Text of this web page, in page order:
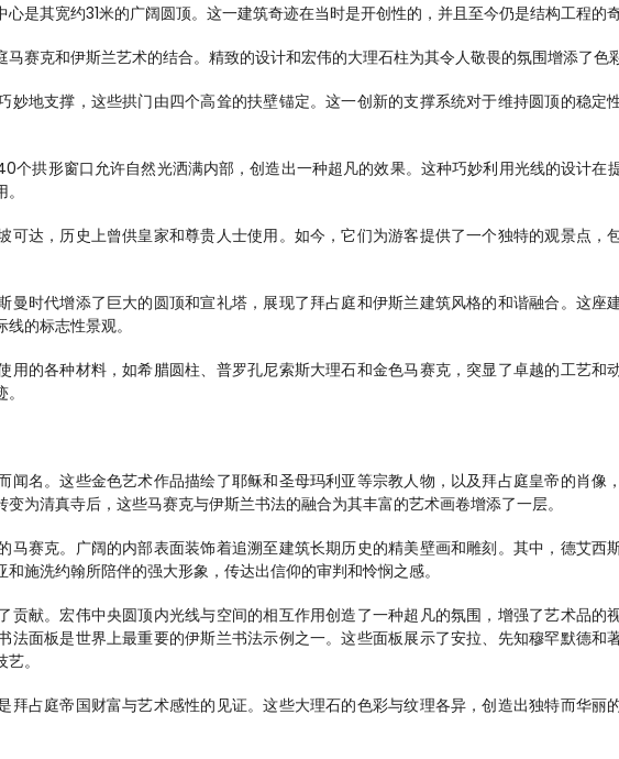
是其宽约31米的广阔圆顶。这一建筑奇迹在当时是开创性的，并且至今仍是结构工程的
赛克和伊斯兰艺术的结合。精致的设计和宏伟的大理石柱为其令人敬畏的氛围增添了色
妙地支撑，这些拱门由四个高耸的扶壁锚定。这一创新的支撑系统对于维持圆顶的稳定
个拱形窗口允许自然光洒满内部，创造出一种超凡的效果。这种巧妙利用光线的设计在
可达，历史上曾供皇家和尊贵人士使用。如今，它们为游客提供了一个独特的观景点，
曼时代增添了巨大的圆顶和宣礼塔，展现了拜占庭和伊斯兰建筑风格的和谐融合。这座
的标志性景观。
用的各种材料，如希腊圆柱、普罗孔尼索斯大理石和金色马赛克，突显了卓越的工艺和
闻名。这些金色艺术作品描绘了耶稣和圣母玛利亚等宗教人物，以及拜占庭皇帝的肖像
为清真寺后，这些马赛克与伊斯兰书法的融合为其丰富的艺术画卷增添了一层。
马赛克。广阔的内部表面装饰着追溯至建筑长期历史的精美壁画和雕刻。其中，德艾西
施洗约翰所陪伴的强大形象，传达出信仰的审判和怜悯之感。
贡献。宏伟中央圆顶内光线与空间的相互作用创造了一种超凡的氛围，增强了艺术品的
法面板是世界上最重要的伊斯兰书法示例之一。这些面板展示了安拉、先知穆罕默德和
。
拜占庭帝国财富与艺术感性的见证。这些大理石的色彩与纹理各异，创造出独特而华丽